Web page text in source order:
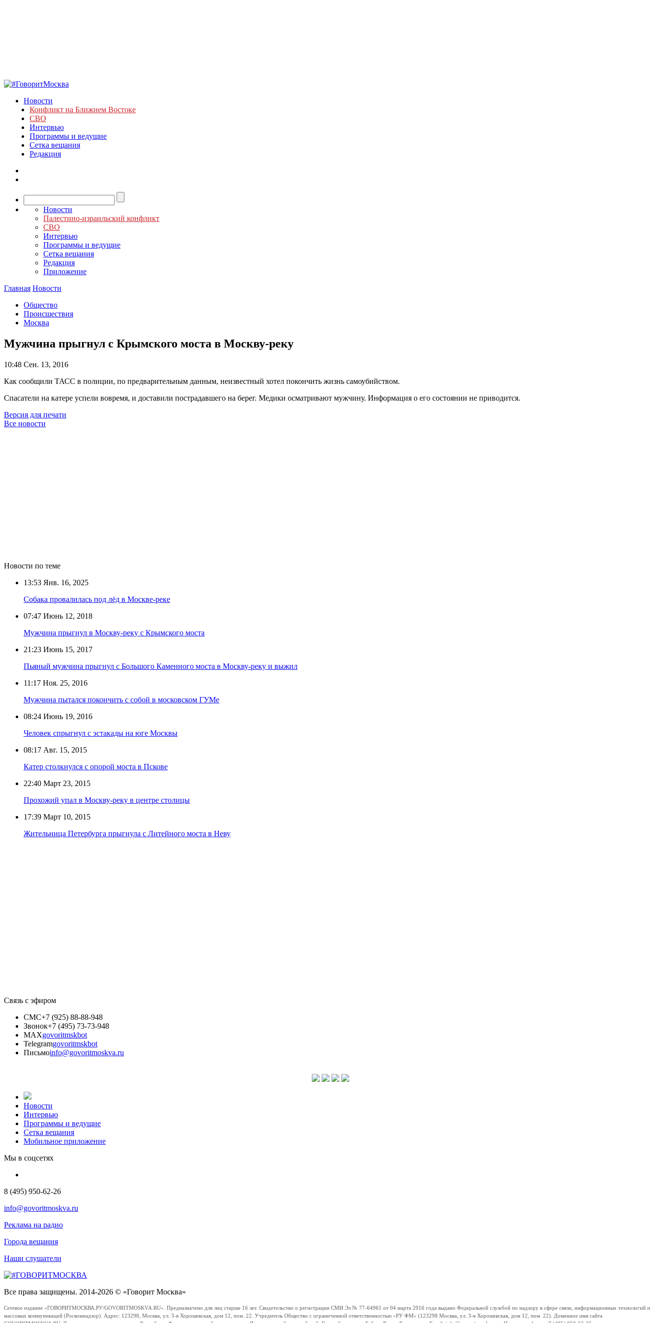
Новости
Конфликт на Ближнем Востоке
СВО
Интервью
Программы и ведущие
Сетка вещания
Редакция
Новости
Палестино-израильский конфликт
СВО
Интервью
Программы и ведущие
Сетка вещания
Редакция
Приложение
Главная Новости
Общество
Происшествия
Москва
Мужчина прыгнул с Крымского моста в Москву-реку
10:48 Сен. 13, 2016
Как сообщили ТАСС в полиции, по предварительным данным, неизвестный хотел покончить жизнь самоубийством.
Спасатели на катере успели вовремя, и доставили пострадавшего на берег. Медики осматривают мужчину. Информация о его состоянии не приводится.
Версия для печати
Все новости
Новости по теме
13:53 Янв. 16, 2025
Собака провалилась под лёд в Москве-реке
07:47 Июнь 12, 2018
Мужчина прыгнул в Москву-реку с Крымского моста
21:23 Июнь 15, 2017
Пьяный мужчина прыгнул с Большого Каменного моста в Москву-реку и выжил
11:17 Ноя. 25, 2016
Мужчина пытался покончить с собой в московском ГУМе
08:24 Июнь 19, 2016
Человек спрыгнул с эстакады на юге Москвы
08:17 Авг. 15, 2015
Катер столкнулся с опорой моста в Пскове
22:40 Март 23, 2015
Прохожий упал в Москву-реку в центре столицы
17:39 Март 10, 2015
Жительница Петербурга прыгнула с Литейного моста в Неву
Связь с эфиром
СМС+7 (925) 88-88-948
Звонок+7 (495) 73-73-948
MAXgovoritmskbot
Telegramgovoritmskbot
Письмоinfo@govoritmoskva.ru
Новости
Интервью
Программы и ведущие
Сетка вещания
Мобильное приложение
Мы в соцсетях
8 (495) 950-62-26
info@govoritmoskva.ru
Реклама на радио
Города вещания
Наши слушатели
Все права защищены. 2014-2026 © «Говорит Москва»
Сетевое издание «ГОВОРИТМОСКВА.РУ/GOVORITMOSKVA.RU». Предназначено для лиц старше 16 лет. Свидетельство о регистрации СМИ Эл № 77-64961 от 04 марта 2016 года выдано Федеральной службой по надзору в сфере связи, информационных технологий и
массовых коммуникаций (Роскомнадзор). Адрес: 123298, Москва, ул. 3-я Хорошевская, дом 12, пом. 22. Учредитель Общество с ограниченной ответственностью «РУ ФМ» (123298 Москва, ул. 3-я Хорошевская, дом 12, пом. 22). Доменное имя сайта